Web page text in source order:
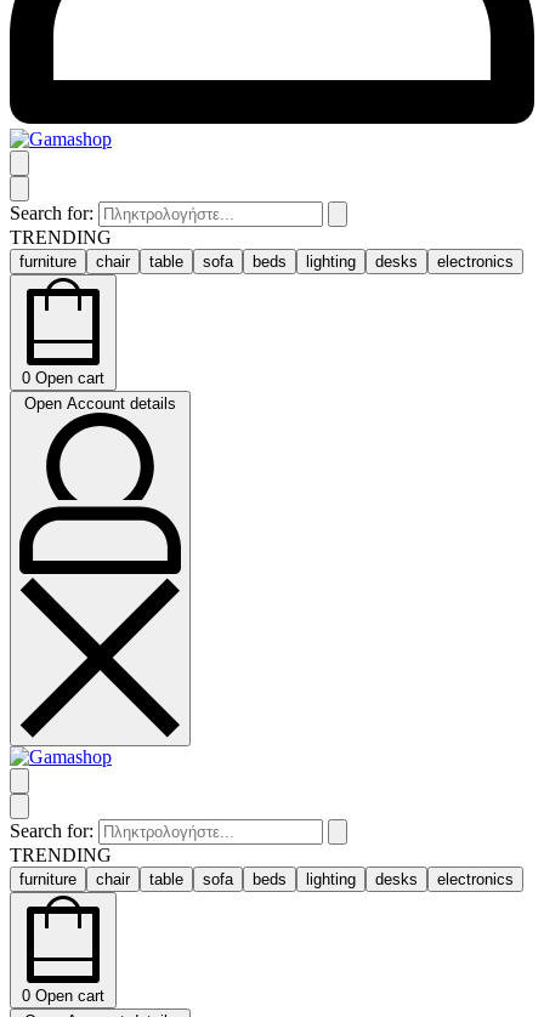
Search for:
TRENDING
furniture chair table sofa beds lighting desks electronics
0 Open cart
Open Account details
Search for:
TRENDING
furniture chair table sofa beds lighting desks electronics
0 Open cart